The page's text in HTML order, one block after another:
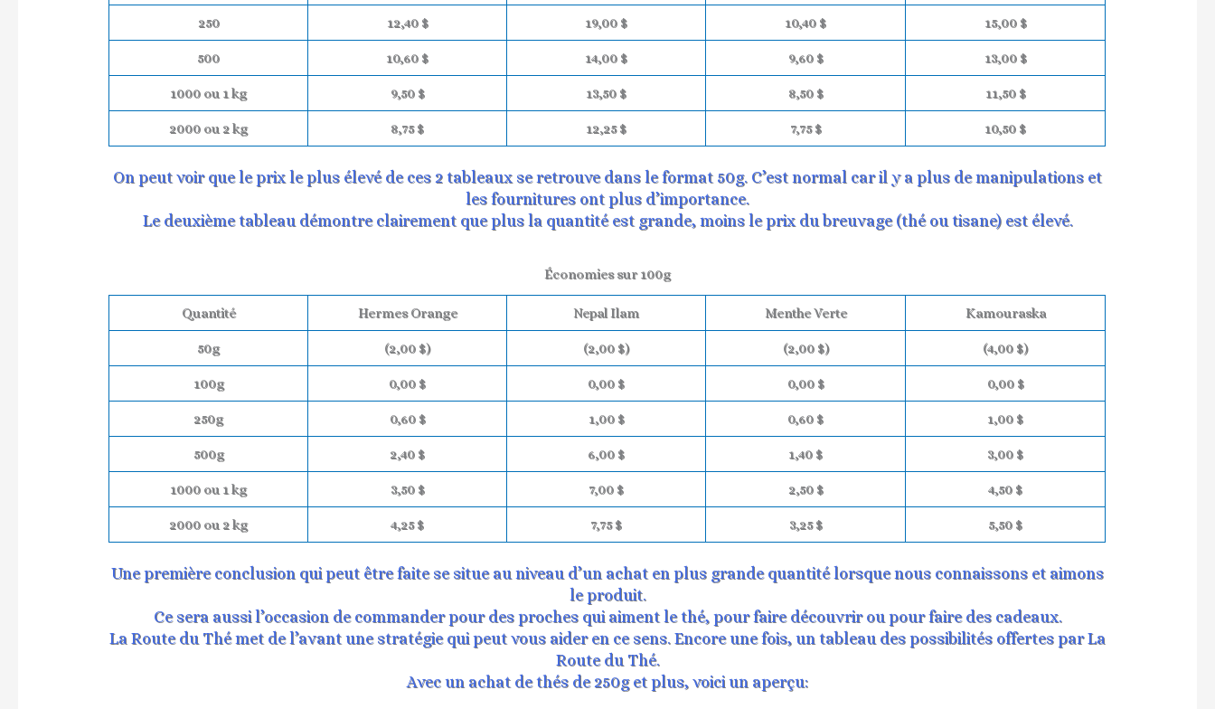
250 12,40 $ 19,00 $ 10,40 $ 15,00 $
500 10,60 $ 14,00 $ 9,60 $ 13,00 $
1000 ou 1 kg 9,50 $ 13,50 $ 8,50 $ 11,50 $
2000 ou 2 kg 8,75 $ 12,25 $ 7,75 $ 10,50 $
On peut voir que le prix le plus élevé de ces 2 tableaux se retrouve dans le format 50g. C’est normal car il y a plus de manipulations et
les fournitures ont plus d’importance.
Le deuxième tableau démontre clairement que plus la quantité est grande, moins le prix du breuvage (thé ou tisane) est élevé.
Économies sur 100g
Quantité Hermes Orange Nepal Ilam Menthe Verte Kamouraska
50g (2,00 $) (2,00 $) (2,00 $) (4,00 $)
100g 0,00 $ 0,00 $ 0,00 $ 0,00 $
250g 0,60 $ 1,00 $ 0,60 $ 1,00 $
500g 2,40 $ 6,00 $ 1,40 $ 3,00 $
1000 ou 1 kg 3,50 $ 7,00 $ 2,50 $ 4,50 $
2000 ou 2 kg 4,25 $ 7,75 $ 3,25 $ 5,50 $
Une première conclusion qui peut être faite se situe au niveau d’un achat en plus grande quantité lorsque nous connaissons et aimons
le produit.
Ce sera aussi l’occasion de commander pour des proches qui aiment le thé, pour faire découvrir ou pour faire des cadeaux.
La Route du Thé met de l’avant une stratégie qui peut vous aider en ce sens. Encore une fois, un tableau des possibilités offertes par La
Route du Thé.
Avec un achat de thés de 250g et plus, voici un aperçu: